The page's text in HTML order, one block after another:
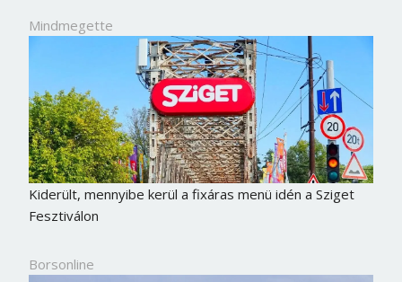
Mindmegette
Kiderült, mennyibe kerül a fixáras menü idén a Sziget
Fesztiválon
Borsonline